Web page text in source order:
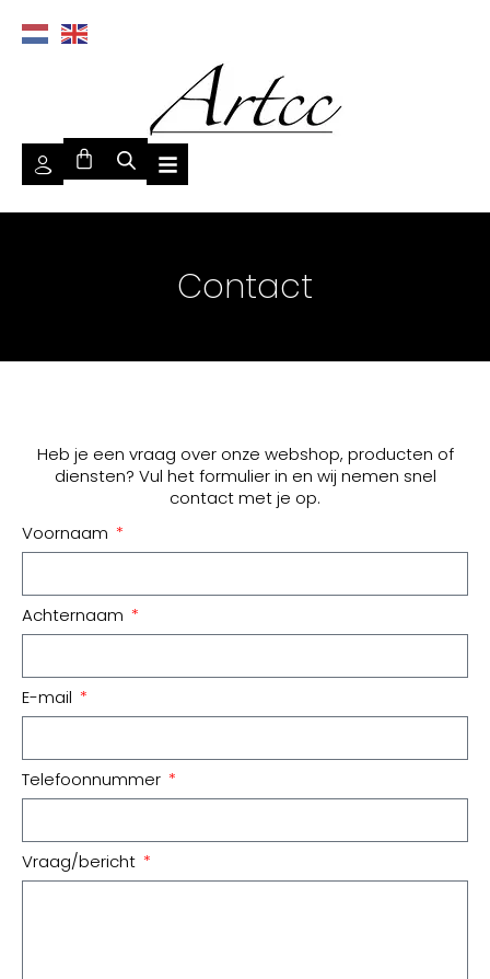
Contact
Heb je een vraag over onze webshop, producten of
diensten? Vul het formulier in en wij nemen snel
contact met je op.
Voornaam
Achternaam
E-mail
Telefoonnummer
Vraag/bericht